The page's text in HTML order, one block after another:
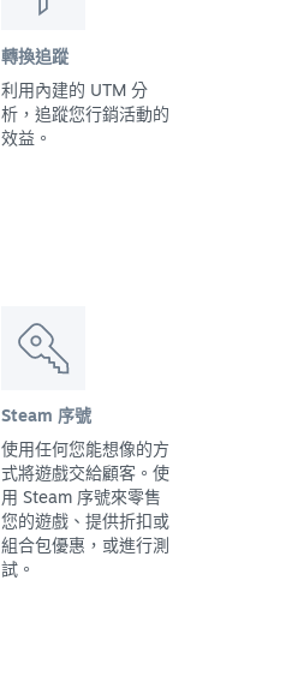
轉換追蹤
利用內建的 UTM 分
析，追蹤您行銷活動的
效益。
Steam 序號
使用任何您能想像的方
式將遊戲交給顧客。使
用 Steam 序號來零售
您的遊戲、提供折扣或
組合包優惠，或進行測
試。